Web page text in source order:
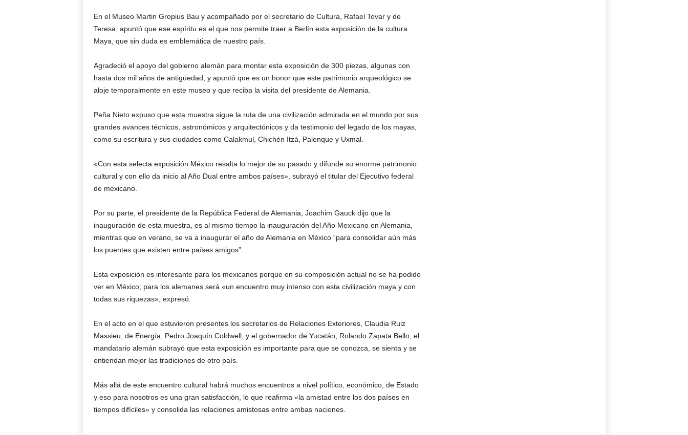
En el Museo Martin Gropius Bau y acompañado por el secretario de Cultura, Rafael Tovar y de
Teresa, apuntó que ese espíritu es el que nos permite traer a Berlín esta exposición de la cultura
Maya, que sin duda es emblemática de nuestro país.
Agradeció el apoyo del gobierno alemán para montar esta exposición de 300 piezas, algunas con
hasta dos mil años de antigüedad, y apuntó que es un honor que este patrimonio arqueológico se
aloje temporalmente en este museo y que reciba la visita del presidente de Alemania.
Peña Nieto expuso que esta muestra sigue la ruta de una civilización admirada en el mundo por sus
grandes avances técnicos, astronómicos y arquitectónicos y da testimonio del legado de los mayas,
como su escritura y sus ciudades como Calakmul, Chichén Itzá, Palenque y Uxmal.
«Con esta selecta exposición México resalta lo mejor de su pasado y difunde su enorme patrimonio
cultural y con ello da inicio al Año Dual entre ambos países», subrayó el titular del Ejecutivo federal
de mexicano.
Por su parte, el presidente de la República Federal de Alemania, Joachim Gauck dijo que la
inauguración de esta muestra, es al mismo tiempo la inauguración del Año Mexicano en Alemania,
mientras que en verano, se va a inaugurar el año de Alemania en México “para consolidar aún más
los puentes que existen entre países amigos”.
Esta exposición es interesante para los mexicanos porque en su composición actual no se ha podido
ver en México; para los alemanes será «un encuentro muy intenso con esta civilización maya y con
todas sus riquezas», expresó.
En el acto en el que estuvieron presentes los secretarios de Relaciones Exteriores, Claudia Ruiz
Massieu; de Energía, Pedro Joaquín Coldwell, y el gobernador de Yucatán, Rolando Zapata Bello, el
mandatario alemán subrayó que esta exposición es importante para que se conozca, se sienta y se
entiendan mejor las tradiciones de otro país.
Más allá de este encuentro cultural habrá muchos encuentros a nivel político, económico, de Estado
y eso para nosotros es una gran satisfacción, lo que reafirma «la amistad entre los dos países en
tiempos difíciles» y consolida las relaciones amistosas entre ambas naciones.